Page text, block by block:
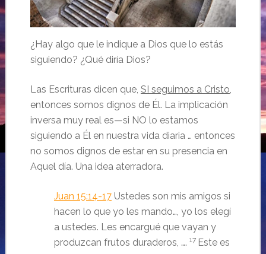
¿Hay algo que le indique a Dios que lo estás
siguiendo? ¿Qué diría Dios?
Las Escrituras dicen que, SI seguimos a Cristo
entonces somos dignos de Él. La implicación
inversa muy real es—si NO lo estamos
siguiendo a Él en nuestra vida diaria … entonces
no somos dignos de estar en su presencia en
Aquel día. Una idea aterradora.
Juan 15:14-17 Ustedes son mis amigos si
hacen lo que yo les mando… , yo los elegí
a ustedes. Les encargué que vayan y
produzcan frutos duraderos, …. 17 Este es